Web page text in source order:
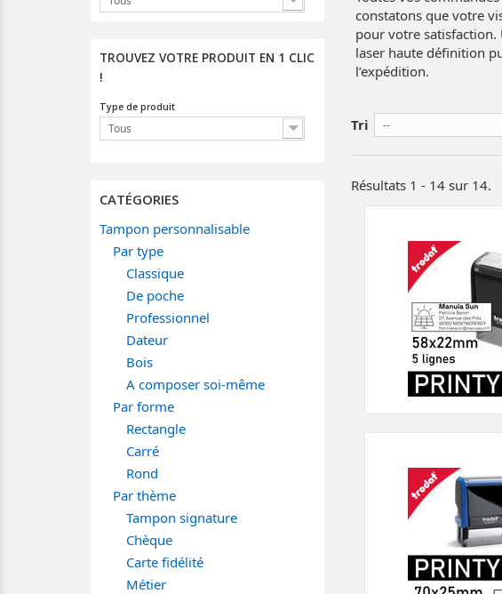
TROUVEZ VOTRE PRODUIT EN 1 CLIC
!
Type de produit
Tous
CATÉGORIES
Tampon personnalisable
Par type
Classique
De poche
Professionnel
Dateur
Bois
A composer soi-même
Par forme
Rectangle
Carré
Rond
Par thème
Tampon signature
Chèque
Carte fidélité
Métier
constatons que votre
pour votre satisfaction.
laser haute définition
l’expédition.
Tri --
Résultats 1 - 14 sur 14.